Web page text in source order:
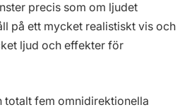
precis som om ljudet
på ett mycket realistiskt vis och
ljud och effekter för
totalt fem omnidirektionella